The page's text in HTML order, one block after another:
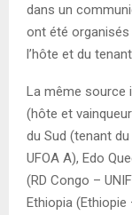
dans un
ont été organisés
l’hôte et du
La même source
(hôte et
du Sud (tenant
UFOA A), Edo
(RD Congo –
Ethiopia (Ethiopie